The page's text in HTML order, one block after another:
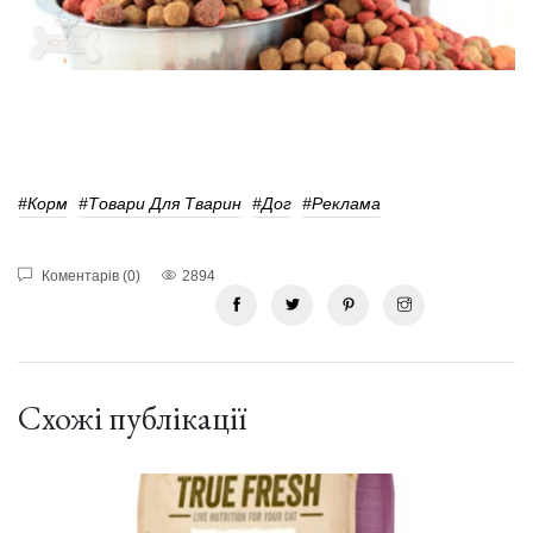
#Корм #Товари Для Тварин #Дог #реклама
Коментарів (0) 2894
Схожі публікації